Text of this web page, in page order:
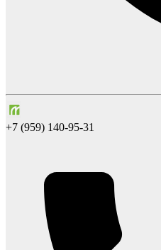
+7 (959) 140-95-31